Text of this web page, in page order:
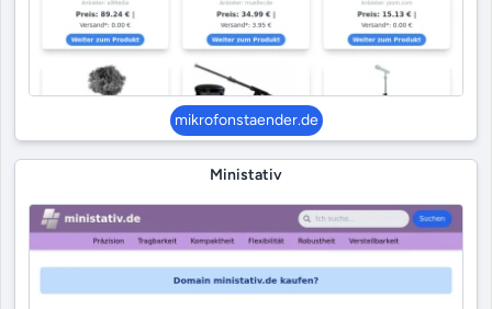
mikrofonstaender.de
Ministativ